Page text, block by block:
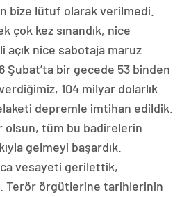
bize lütuf olarak verilmedi.
çok kez sınandık, nice
açık nice sabotaja maruz
Şubat’ta bir gecede 53 binden
104 milyar dolarlık
depremle imtihan edildik.
olsun, tüm bu badirelerin
gelmeyi başardık.
vesayeti gerilettik,
Terör örgütlerine tarihlerinin